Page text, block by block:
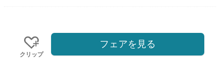
クリップ
フェアを見る